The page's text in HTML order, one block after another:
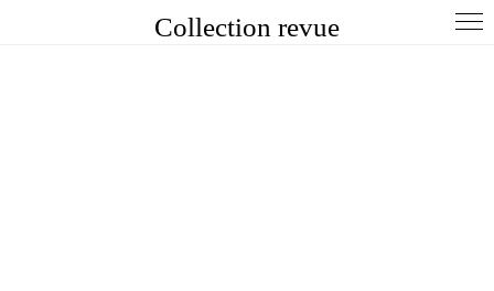
Collection revue